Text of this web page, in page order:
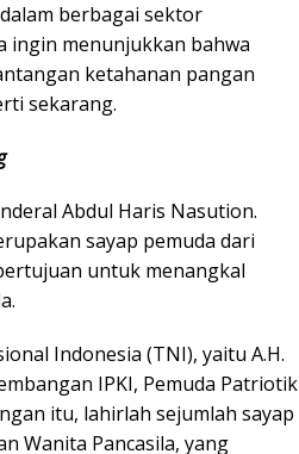
berbagai sektor
ingin menunjukkan bahwa
ketahanan pangan
sekarang.
Abdul Haris Nasution.
sayap pemuda dari
untuk menangkal
Indonesia (TNI), yaitu A.H.
IPKI, Pemuda Patriotik
itu, lahirlah sejumlah sayap
Wanita Pancasila, yang